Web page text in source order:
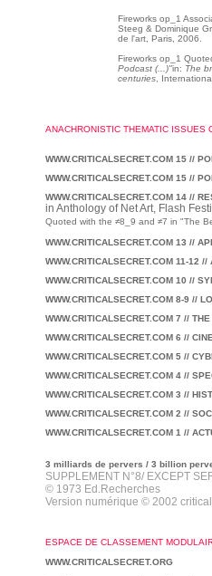
Fireworks op_1
Steeg & Dominique
de l'art, Paris, 2006.
Fireworks op_1
Podcast (...)"in: The
centuries ,
ANACHRONISTIC THEMATIC ISSUES
WWW.CRITICALSECRET.COM 15 //
WWW.CRITICALSECRET.COM 15 //
WWW.CRITICALSECRET.COM 14 //
in Anthology of Net Art, Flash
Quoted with the ≠8_9 and ≠7 in "The
WWW.CRITICALSECRET.COM 13 //
WWW.CRITICALSECRET.COM 11-12 //
WWW.CRITICALSECRET.COM 10 //
WWW.CRITICALSECRET.COM 8-9 //
WWW.CRITICALSECRET.COM 7 //
WWW.CRITICALSECRET.COM 6 //
WWW.CRITICALSECRET.COM 5 //
WWW.CRITICALSECRET.COM 4 //
WWW.CRITICALSECRET.COM 3 //
WWW.CRITICALSECRET.COM 2 //
WWW.CRITICALSECRET.COM 1 //
3 milliards de pervers / 3 billion
SUPPLEMENT N°8/ EXCEPT
© 1973 Ed.Recherches
Version numérique © 2002
ESPACE DE CLASSEMENT
WWW.CRITICALSECRET.ORG